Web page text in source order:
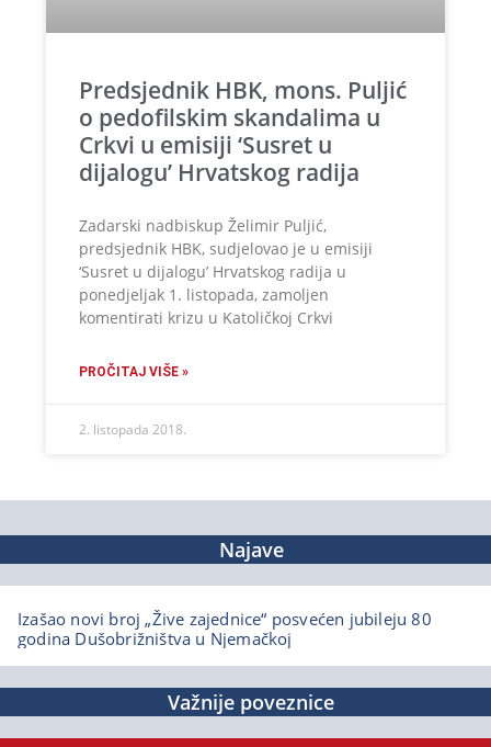
Predsjednik HBK, mons. Puljić
o pedofilskim skandalima u
Crkvi u emisiji ‘Susret u
dijalogu’ Hrvatskog radija
Zadarski nadbiskup Želimir Puljić,
predsjednik HBK, sudjelovao je u emisiji
‘Susret u dijalogu’ Hrvatskog radija u
ponedjeljak 1. listopada, zamoljen
komentirati krizu u Katoličkoj Crkvi
PROČITAJ VIŠE »
2. listopada 2018.
Najave
Izašao novi broj „Žive zajednice“ posvećen jubileju 80
godina Dušobrižništva u Njemačkoj
Važnije poveznice